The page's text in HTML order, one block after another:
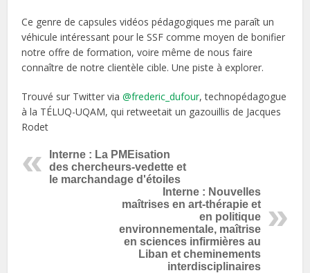
Ce genre de capsules vidéos pédagogiques me paraît un
véhicule intéressant pour le SSF comme moyen de bonifier
notre offre de formation, voire même de nous faire
connaître de notre clientèle cible. Une piste à explorer.
Trouvé sur Twitter via@frederic_dufour, technopédagogue
à la TÉLUQ-UQAM, qui retweetait un gazouillis de Jacques
Rodet
Interne : La PMEisation
des chercheurs-vedette et
le marchandage d'étoiles
Interne : Nouvelles
maîtrises en art-thérapie et
en politique
environnementale, maîtrise
en sciences infirmières au
Liban et cheminements
interdisciplinaires